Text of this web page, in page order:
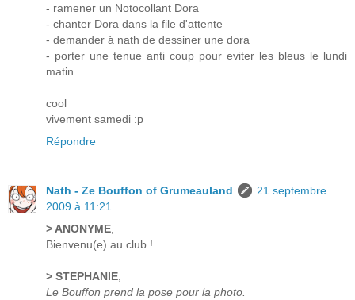
- ramener un Notocollant Dora
- chanter Dora dans la file d'attente
- demander à nath de dessiner une dora
- porter une tenue anti coup pour eviter les bleus le lundi
matin
cool
vivement samedi :p
Répondre
Nath - Ze Bouffon of Grumeauland
21 septembre
2009 à 11:21
> ANONYME
Bienvenu(e) au club !
> STEPHANIE
Le Bouffon prend la pose pour la photo.